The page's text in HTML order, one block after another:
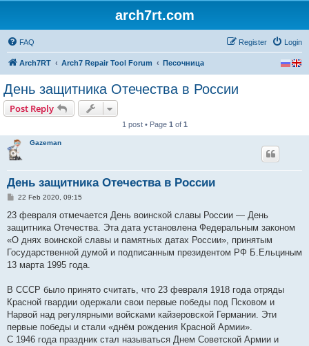
arch7rt.com
FAQ Login
Register
Arch7RT Arch7 Repair Tool Forum Песочница
День защитника Отечества в России
Post Reply
1 post • Page 1 of 1
Gazeman
День защитника Отечества в России
P
s
22 Feb 2020, 09:15
23 февраля отмечается День воинской славы России — День
защитника Отечества. Эта дата установлена Федеральным законом
«О днях воинской славы и памятных датах России», принятым
Государственной думой и подписанным президентом РФ Б.Ельциным
13 марта 1995 года.
В СССР было принято считать, что 23 февраля 1918 года отряды
Красной гвардии одержали свои первые победы под Псковом и
Нарвой над регулярными войсками кайзеровской Германии. Эти
первые победы и стали «днём рождения Красной Армии».
С 1946 года праздник стал называться Днем Советской Армии и